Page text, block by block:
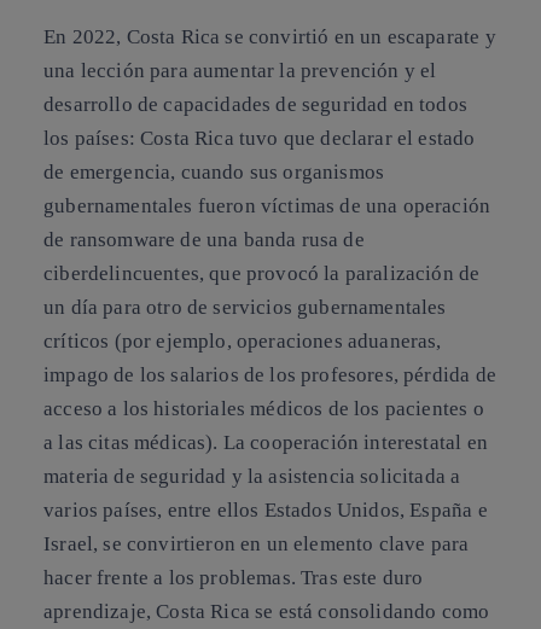
En 2022, Costa Rica se convirtió en un escaparate y
una lección para aumentar la prevención y el
desarrollo de capacidades de seguridad en todos
los países: Costa Rica tuvo que declarar el estado
de emergencia, cuando sus organismos
gubernamentales fueron víctimas de una operación
de ransomware de una banda rusa de
ciberdelincuentes, que provocó la paralización de
un día para otro de servicios gubernamentales
críticos (por ejemplo, operaciones aduaneras,
impago de los salarios de los profesores, pérdida de
acceso a los historiales médicos de los pacientes o
a las citas médicas). La cooperación interestatal en
materia de seguridad y la asistencia solicitada a
varios países, entre ellos Estados Unidos, España e
Israel, se convirtieron en un elemento clave para
hacer frente a los problemas. Tras este duro
aprendizaje, Costa Rica se está consolidando como